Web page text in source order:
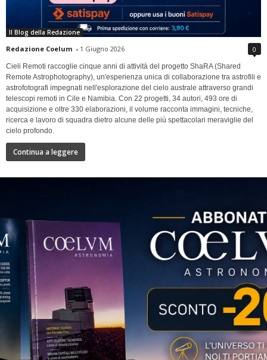
Il Blog della Redazione
Redazione Coelum - 1 Giugno 2026 0
Cieli Remoti raccoglie cinque anni di attività del progetto ShaRA (Shared
Remote Astrophotography), un'esperienza unica di collaborazione tra astrofili e
astrofotografi impegnati nell'esplorazione del cielo australe attraverso grandi
telescopi remoti in Cile e Namibia. Con 22 progetti, 34 autori, 493 ore di
acquisizione e oltre 330 elaborazioni, il volume racconta immagini, tecniche,
ricerca e lavoro di squadra dietro alcune delle più spettacolari meraviglie del
cielo profondo.
Continua a leggere